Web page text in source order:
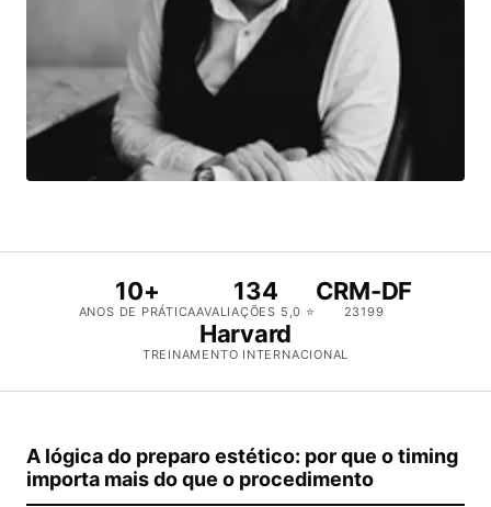
10+
ANOS DE PRÁTICA
134
AVALIAÇÕES 5,0 ⭐
CRM-DF
23199
Harvard
TREINAMENTO INTERNACIONAL
A lógica do preparo estético: por que o timing
importa mais do que o procedimento